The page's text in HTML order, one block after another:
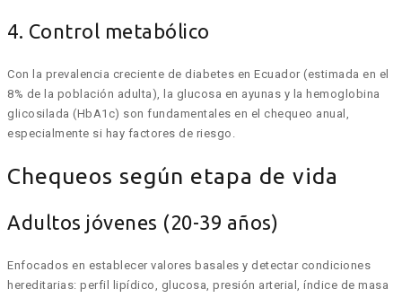
4. Control metabólico
Con la prevalencia creciente de diabetes en Ecuador (estimada en el
8% de la población adulta), la glucosa en ayunas y la hemoglobina
glicosilada (HbA1c) son fundamentales en el chequeo anual,
especialmente si hay factores de riesgo.
Chequeos según etapa de vida
Adultos jóvenes (20-39 años)
Enfocados en establecer valores basales y detectar condiciones
hereditarias: perfil lipídico, glucosa, presión arterial, índice de masa